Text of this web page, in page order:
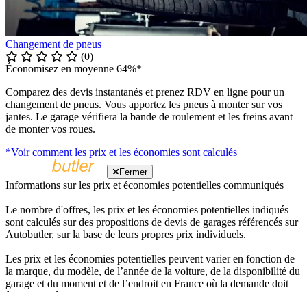
Changement de pneus
(0)
Économisez en moyenne 64%*
Comparez des devis instantanés et prenez RDV en ligne pour un
changement de pneus. Vous apportez les pneus à monter sur vos
jantes. Le garage vérifiera la bande de roulement et les freins avant
de monter vos roues.
*Voir comment les prix et les économies sont calculés
Fermer
Informations sur les prix et économies potentielles communiqués
Le nombre d'offres, les prix et les économies potentielles indiqués
sont calculés sur des propositions de devis de garages référencés sur
Autobutler, sur la base de leurs propres prix individuels.
Les prix et les économies potentielles peuvent varier en fonction de
la marque, du modèle, de l’année de la voiture, de la disponibilité du
garage et du moment et de l’endroit en France où la demande doit